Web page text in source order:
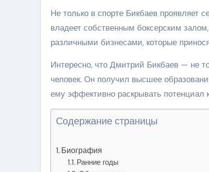
Не только в спорте Бикбаев проявляет
владеет собственным боксерским
различными бизнесами, которые
Интересно, что Дмитрий Бикбаев — не
человек. Он получил высшее
ему эффективно раскрывать потенциал
Содержание страницы
Биография
Ранние годы